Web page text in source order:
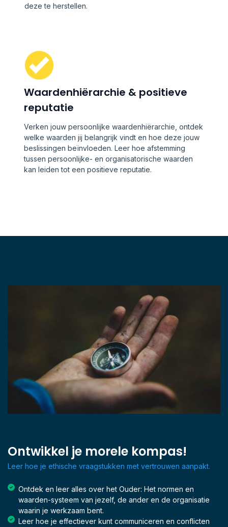
deze te herstellen.
Waardenhiërarchie & positieve
reputatie
Verken jouw persoonlijke waardenhiërarchie, ontdek
welke waarden jij belangrijk vindt en hoe deze jouw
beslissingen beïnvloeden. Leer hoe afstemming
tussen persoonlijke- en organisatorische waarden
kan leiden tot een positieve reputatie.
Ontwikkel je morele kompas!
Leer hoe je ethische vraagstukken met vertrouwen aanpakt.
Ontdek en leer alles over het Ouder: Het normen en
waarden-systeem van jezelf, de ander en de organisatie
waarin je werkzaam bent.
Leer hoe je effectiever kunt communiceren en conflicten